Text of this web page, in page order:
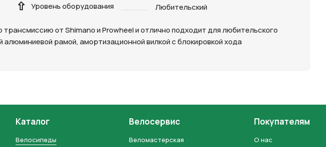
Уровень оборудования
Любительский
от Shimano и Prowheel и отлично подходит для любительского
рамой, амортизационной вилкой с блокировкой хода
Каталог
Велосипеды
Велосервис
Веломастерская
Покупателям
О нас